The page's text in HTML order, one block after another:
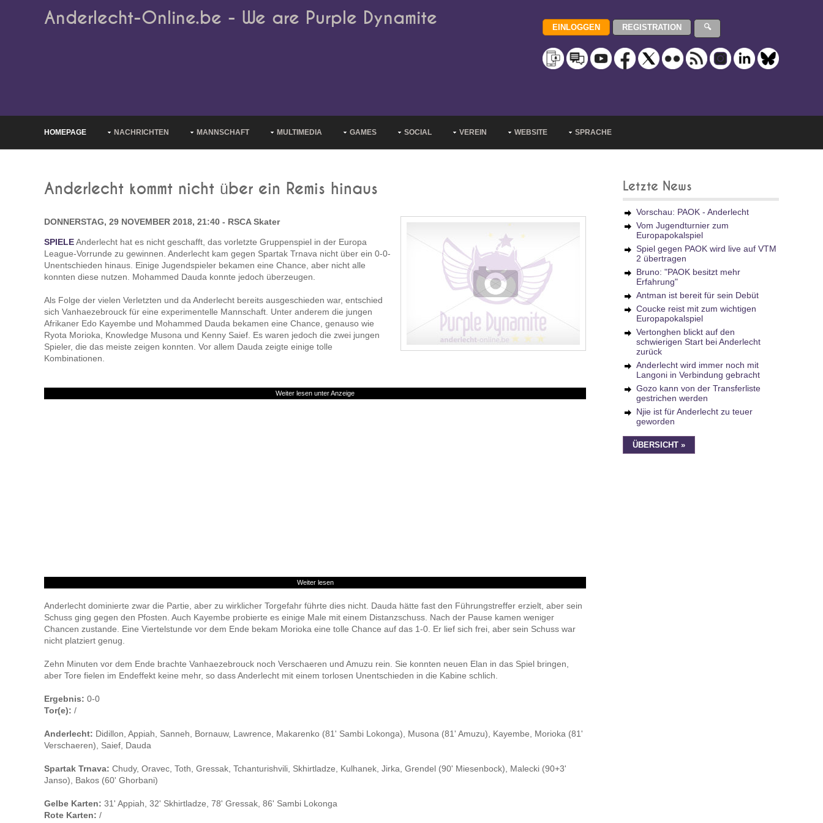
Anderlecht-Online.be - We are Purple Dynamite
HOMEPAGE NACHRICHTEN MANNSCHAFT MULTIMEDIA GAMES SOCIAL VEREIN WEBSITE SPRACHE
Anderlecht kommt nicht über ein Remis hinaus
DONNERSTAG, 29 NOVEMBER 2018, 21:40 - RSCA Skater
SPIELEAnderlecht hat es nicht geschafft, das vorletzte Gruppenspiel in der Europa
League-Vorrunde zu gewinnen. Anderlecht kam gegen Spartak Trnava nicht über ein 0-0-
Unentschieden hinaus. Einige Jugendspieler bekamen eine Chance, aber nicht alle
konnten diese nutzen. Mohammed Dauda konnte jedoch überzeugen.
Als Folge der vielen Verletzten und da Anderlecht bereits ausgeschieden war, entschied
sich Vanhaezebrouck für eine experimentelle Mannschaft. Unter anderem die jungen
Afrikaner Edo Kayembe und Mohammed Dauda bekamen eine Chance, genauso wie
Ryota Morioka, Knowledge Musona und Kenny Saief. Es waren jedoch die zwei jungen
Spieler, die das meiste zeigen konnten. Vor allem Dauda zeigte einige tolle
Kombinationen.
Weiter lesen unter Anzeige
Weiter lesen
Anderlecht dominierte zwar die Partie, aber zu wirklicher Torgefahr führte dies nicht. Dauda hätte fast den Führungstreffer erzielt, aber sein
Schuss ging gegen den Pfosten. Auch Kayembe probierte es einige Male mit einem Distanzschuss. Nach der Pause kamen weniger
Chancen zustande. Eine Viertelstunde vor dem Ende bekam Morioka eine tolle Chance auf das 1-0. Er lief sich frei, aber sein Schuss war
nicht platziert genug.
Zehn Minuten vor dem Ende brachte Vanhaezebrouck noch Verschaeren und Amuzu rein. Sie konnten neuen Elan in das Spiel bringen,
aber Tore fielen im Endeffekt keine mehr, so dass Anderlecht mit einem torlosen Unentschieden in die Kabine schlich.
Ergebnis: 0-0
Tor(e): /
Anderlecht: Didillon, Appiah, Sanneh, Bornauw, Lawrence, Makarenko (81' Sambi Lokonga), Musona (81' Amuzu), Kayembe, Morioka (81'
Verschaeren), Saief, Dauda
Spartak Trnava: Chudy, Oravec, Toth, Gressak, Tchanturishvili, Skhirtladze, Kulhanek, Jirka, Grendel (90' Miesenbock), Malecki (90+3'
Janso), Bakos (60' Ghorbani)
Gelbe Karten: 31' Appiah, 32' Skhirtladze, 78' Gressak, 86' Sambi Lokonga
Rote Karten: /
Letzte News
Vorschau: PAOK - Anderlecht
Vom Jugendturnier zum
Europapokalspiel
Spiel gegen PAOK wird live auf VTM
2 übertragen
Bruno: "PAOK besitzt mehr
Erfahrung"
Antman ist bereit für sein Debüt
Coucke reist mit zum wichtigen
Europapokalspiel
Vertonghen blickt auf den
schwierigen Start bei Anderlecht
zurück
Anderlecht wird immer noch mit
Langoni in Verbindung gebracht
Gozo kann von der Transferliste
gestrichen werden
Njie ist für Anderlecht zu teuer
geworden
ÜBERSICHT »